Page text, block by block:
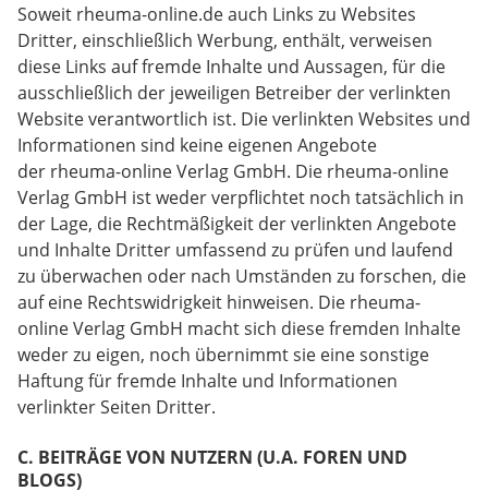
Soweit rheuma-online.de auch Links zu Websites
Dritter, einschließlich Werbung, enthält, verweisen
diese Links auf fremde Inhalte und Aussagen, für die
ausschließlich der jeweiligen Betreiber der verlinkten
Website verantwortlich ist. Die verlinkten Websites und
Informationen sind keine eigenen Angebote
der rheuma-online Verlag GmbH. Die rheuma-online
Verlag GmbH ist weder verpflichtet noch tatsächlich in
der Lage, die Rechtmäßigkeit der verlinkten Angebote
und Inhalte Dritter umfassend zu prüfen und laufend
zu überwachen oder nach Umständen zu forschen, die
auf eine Rechtswidrigkeit hinweisen. Die rheuma-
online Verlag GmbH macht sich diese fremden Inhalte
weder zu eigen, noch übernimmt sie eine sonstige
Haftung für fremde Inhalte und Informationen
verlinkter Seiten Dritter.
C. BEITRÄGE VON NUTZERN (U.A. FOREN UND
BLOGS)